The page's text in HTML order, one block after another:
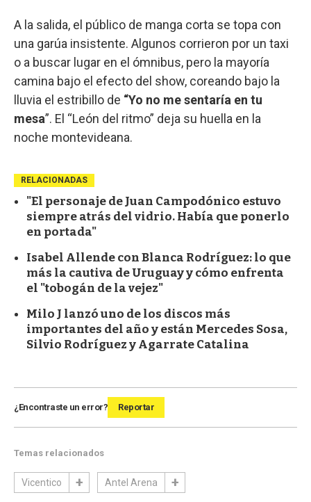
A la salida, el público de manga corta se topa con
una garúa insistente. Algunos corrieron por un taxi
o a buscar lugar en el ómnibus, pero la mayoría
camina bajo el efecto del show, coreando bajo la
lluvia el estribillo de “Yo no me sentaría en tu
mesa”. El “León del ritmo” deja su huella en la
noche montevideana.
RELACIONADAS
"El personaje de Juan Campodónico estuvo
siempre atrás del vidrio. Había que ponerlo
en portada"
Isabel Allende con Blanca Rodríguez: lo que
más la cautiva de Uruguay y cómo enfrenta
el "tobogán de la vejez"
Milo J lanzó uno de los discos más
importantes del año y están Mercedes Sosa,
Silvio Rodríguez y Agarrate Catalina
¿Encontraste un error? Reportar
Temas relacionados
Vicentico Antel Arena